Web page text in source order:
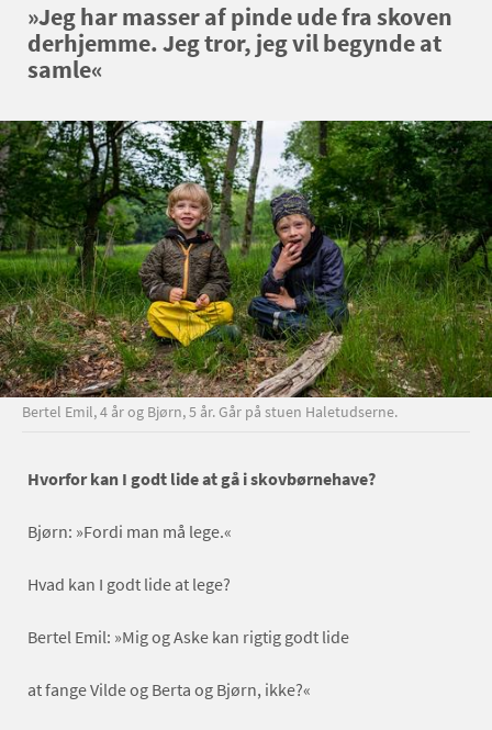
»Jeg har masser af pinde ude fra skoven
derhjemme. Jeg tror, jeg vil begynde at
samle«
Bertel Emil, 4 år og Bjørn, 5 år. Går på stuen Haletudserne.
Hvorfor kan I godt lide at gå i skovbørnehave?
Bjørn: »Fordi man må lege.«
Hvad kan I godt lide at lege?
Bertel Emil: »Mig og Aske kan rigtig godt lide
at fange Vilde og Berta og Bjørn, ikke?«